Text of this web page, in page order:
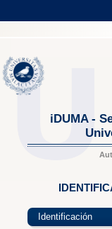
iDUMA -
Identificación